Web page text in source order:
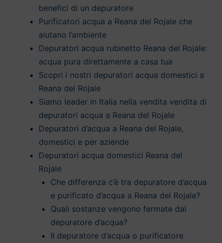
benefici di un depuratore
Purificatori acqua a Reana del Rojale che
aiutano l’ambiente
Depuratori acqua rubinetto Reana del Rojale:
acqua pura direttamente a casa tua
Scopri i nostri depuratori acqua domestici a
Reana del Rojale
Siamo leader in Italia nella vendita vendita di
depuratori acqua a Reana del Rojale
Depuratori d’acqua a Reana del Rojale,
domestici e per aziende
Depuratori acqua domestici Reana del
Rojale
Che differenza c’è tra depuratore d’acqua
e purificato d’acqua a Reana del Rojale?
Quali sostanze vengono fermate dal
depuratore d’acqua?
Il depuratore d’acqua o purificatore